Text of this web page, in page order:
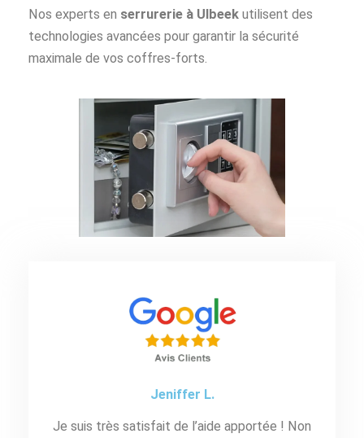
Nos experts en serrurerie à Ulbeek utilisent des
technologies avancées pour garantir la sécurité
maximale de vos coffres-forts.
Jeniffer L.
Je suis très satisfait de l’aide apportée ! Non